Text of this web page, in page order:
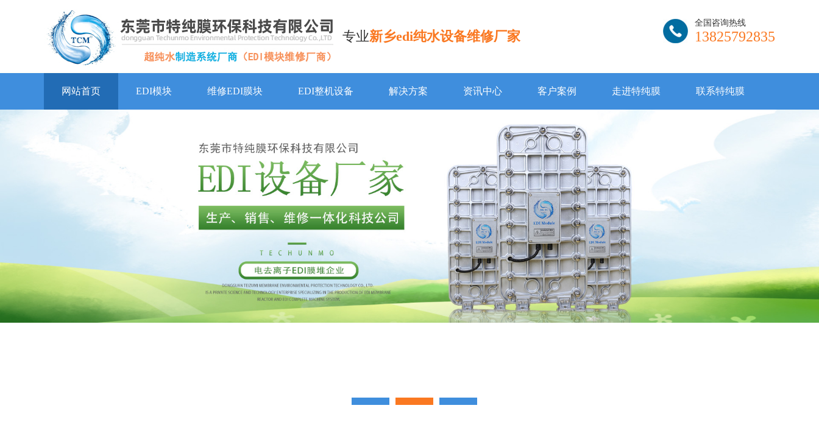
专业新乡edi纯水设备维修厂家
全国咨询热线
13825792835
网站首页 EDI模块 维修EDI膜块 EDI整机设备 解决方案 资讯中心 客户案例 走进特纯膜 联系特纯膜